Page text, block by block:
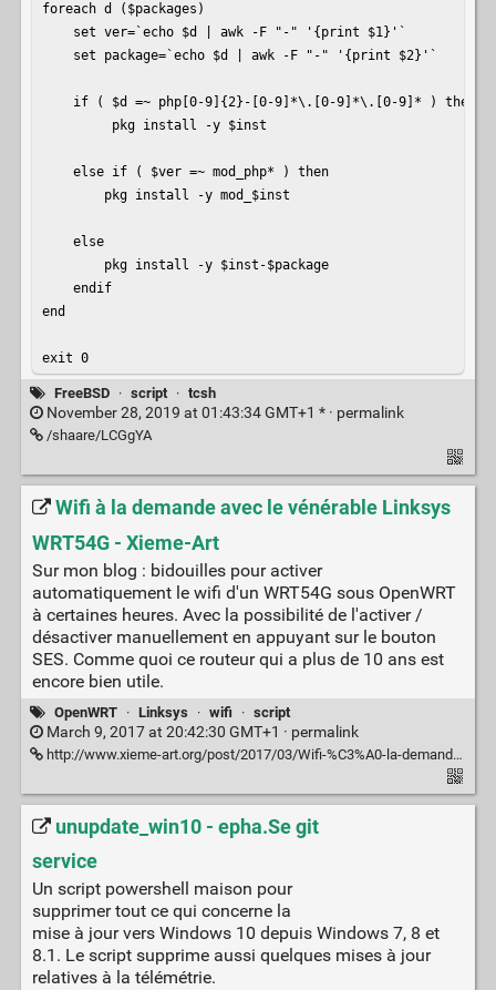
foreach d ($packages)
    set ver=`echo $d | awk -F "-" '{print $1}'`
    set package=`echo $d | awk -F "-" '{print $2}'`
    if ( $d =~ php[0-9]{2}-[0-9]*\.[0-9]*\.[0-9]* ) then
         pkg install -y $inst
    else if ( $ver =~ mod_php* ) then
        pkg install -y mod_$inst
    else
        pkg install -y $inst-$package
    endif
end
exit 0
FreeBSD · script · tcsh
November 28, 2019 at 01:43:34 GMT+1 * · permalink
/shaare/LCGgYA
Wifi à la demande avec le vénérable Linksys
WRT54G - Xieme-Art
Sur mon blog : bidouilles pour activer
automatiquement le wifi d'un WRT54G sous OpenWRT
à certaines heures. Avec la possibilité de l'activer /
désactiver manuellement en appuyant sur le bouton
SES. Comme quoi ce routeur qui a plus de 10 ans est
encore bien utile.
OpenWRT · Linksys · wifi · script
March 9, 2017 at 20:42:30 GMT+1 · permalink
http://www.xieme-art.org/post/2017/03/Wifi-%C3%A0-la-demande-avec-le-v%C3%A9n%C3%A9rable-Linksys-WRT54G
unupdate_win10 - epha.Se git
service
Un script powershell maison pour
supprimer tout ce qui concerne la
mise à jour vers Windows 10 depuis Windows 7, 8 et
8.1. Le script supprime aussi quelques mises à jour
relatives à la télémétrie.